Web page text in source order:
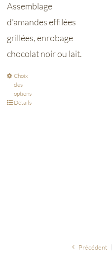
Assemblage
d'amandes effilées
grillées, enrobage
chocolat noir ou lait.
Choix
des
options
Détails
Précédent